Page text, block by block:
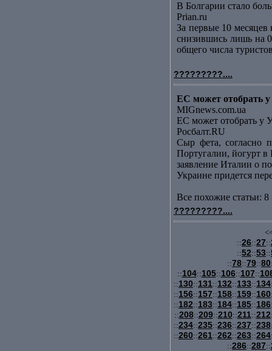
В Болгарии стало
Prian.ru
За первые 10
снизившись лишь на
общего числа
?????????....
ЕС может отобрать
MIGnews.com.ua
ЕС может отобрать у
Росбалт.RU
Сыр фета, согласно
Португалии, йогурт в
заявление Италии о
Украине придется
Все похожие статьи: 8
?????????....
::26::27::
::52::53::
::78::79::80
::104::105::106::107::
::130::131::132::133::134
::156::157::158::159::160
::182::183::184::185::186
::208::209::210::211::212
::234::235::236::237::238
::260::261::262::263::264
::286::287::